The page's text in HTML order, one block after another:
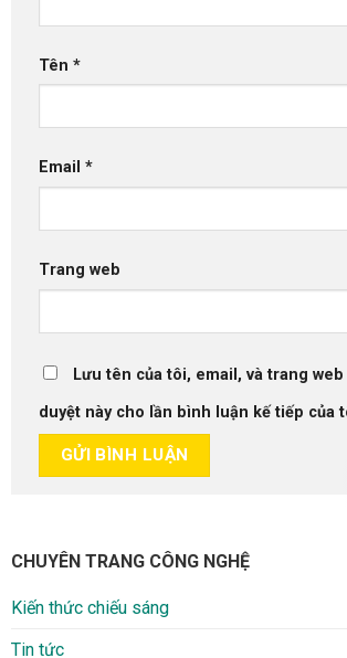
Tên *
Email *
Trang web
Lưu tên của tôi, email, và trang
duyệt này cho lần bình luận kế tiếp của
CHUYÊN TRANG CÔNG NGHỆ
Kiến thức chiếu sáng
Tin tức